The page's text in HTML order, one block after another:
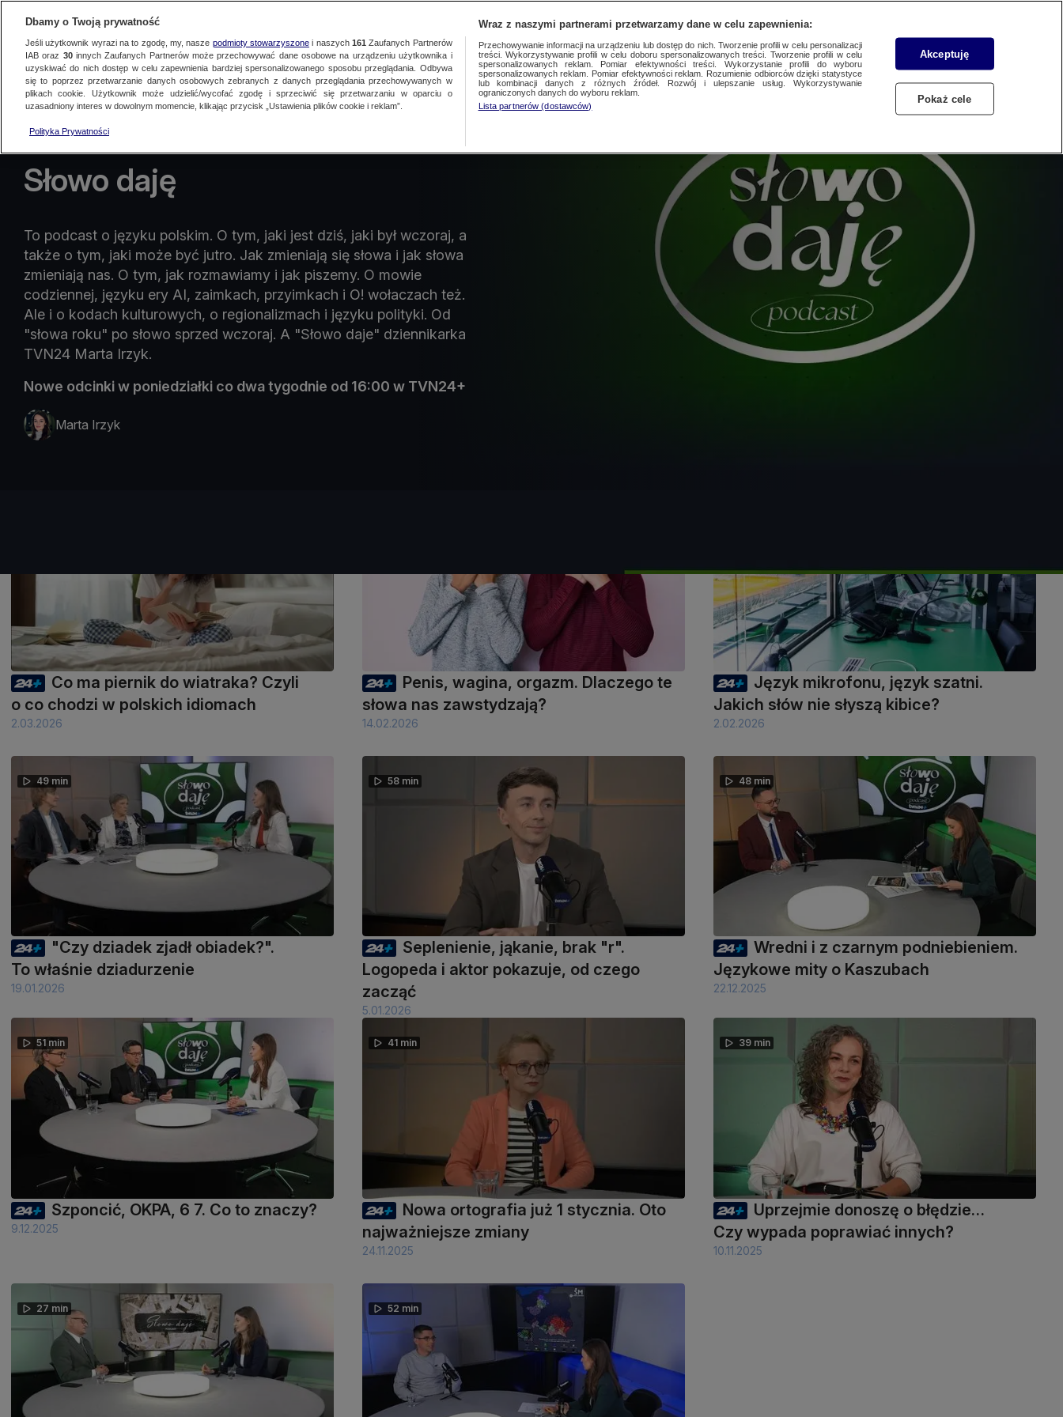
Wpisz szukane słowo
Zaloguj się
Na żywoProgramyFilmy dokumentalnePodcasty Artykuły Newslettery CzytajSłuchaj
Słowo daję
To podcast o języku polskim. O tym, jaki jest dziś, jaki był wczoraj, a
także o tym, jaki może być jutro. Jak zmieniają się słowa i jak słowa
zmieniają nas. O tym, jak rozmawiamy i jak piszemy. O mowie
codziennej, języku ery AI, zaimkach, przyimkach i O! wołaczach też.
Ale i o kodach kulturowych, o regionalizmach i języku polityki. Od
"słowa roku" po słowo sprzed wczoraj. A "Słowo daje" dziennikarka
TVN24 Marta Irzyk.
Nowe odcinki w poniedziałki co dwa tygodnie od 16:00 w TVN24+
Marta Irzyk
Co ma piernik do wiatraka? Czyli
o co chodzi w polskich idiomach
2.03.2026
Penis, wagina, orgazm. Dlaczego te
słowa nas zawstydzają?
14.02.2026
Język mikrofonu, język szatni.
Jakich słów nie słyszą kibice?
2.02.2026
49 min
"Czy dziadek zjadł obiadek?".
To właśnie dziadurzenie
19.01.2026
58 min
Seplenienie, jąkanie, brak "r".
Logopeda i aktor pokazuje, od czego
zacząć
5.01.2026
48 min
Wredni i z czarnym podniebieniem.
Językowe mity o Kaszubach
22.12.2025
51 min
Szponcić, OKPA, 6 7. Co to znaczy?
9.12.2025
41 min
Nowa ortografia już 1 stycznia. Oto
najważniejsze zmiany
24.11.2025
39 min
Uprzejmie donoszę o błędzie…
Czy wypada poprawiać innych?
10.11.2025
27 min 52 min
Dbamy o Twoją prywatność
Jeśli użytkownik wyrazi na to zgodę, my, nasze podmioty stowarzyszonei naszych 161 Zaufanych Partnerów
IAB oraz 30innych Zaufanych Partnerów może przechowywać dane osobowe na urządzeniu użytkownika i
uzyskiwać do nich dostęp w celu zapewnienia bardziej spersonalizowanego sposobu przeglądania. Odbywa
się to poprzez przetwarzanie danych osobowych zebranych z danych przeglądania przechowywanych w
plikach cookie. Użytkownik może udzielić/wycofać zgodę i sprzeciwić się przetwarzaniu w oparciu o
uzasadniony interes w dowolnym momencie, klikając przycisk „Ustawienia plików cookie i reklam”.
Polityka Prywatności
Wraz z naszymi partnerami przetwarzamy dane w celu zapewnienia:
Przechowywanie informacji na urządzeniu lub dostęp do nich. Tworzenie profili w celu personalizacji
treści. Wykorzystywanie profili w celu doboru spersonalizowanych treści. Tworzenie profili w celu
spersonalizowanych reklam. Pomiar efektywności treści. Wykorzystanie profili do wyboru
spersonalizowanych reklam. Pomiar efektywności reklam. Rozumienie odbiorców dzięki statystyce
lub kombinacji danych z różnych źródeł. Rozwój i ulepszanie usług. Wykorzystywanie
ograniczonych danych do wyboru reklam.
Lista partnerów (dostawców)
Akceptuję
Pokaż cele